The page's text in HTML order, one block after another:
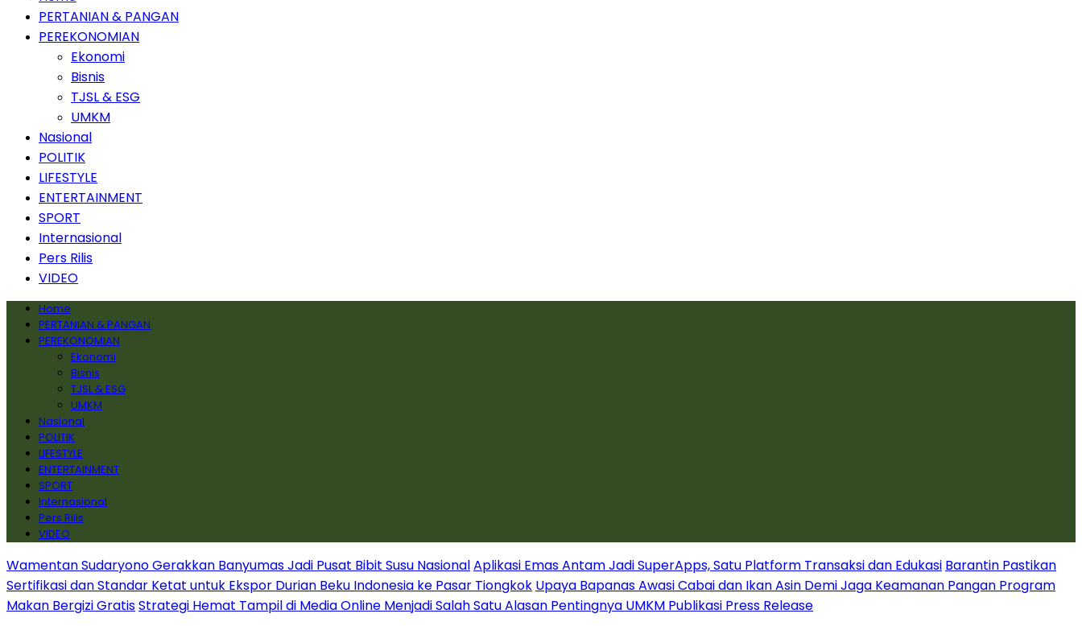
PERTANIAN & PANGAN
PEREKONOMIAN
Ekonomi
Bisnis
TJSL & ESG
UMKM
Nasional
POLITIK
LIFESTYLE
ENTERTAINMENT
SPORT
Internasional
Pers Rilis
VIDEO
Home
PERTANIAN & PANGAN
PEREKONOMIAN
Ekonomi
Bisnis
TJSL & ESG
UMKM
Nasional
POLITIK
LIFESTYLE
ENTERTAINMENT
SPORT
Internasional
Pers Rilis
VIDEO
Wamentan Sudaryono Gerakkan Banyumas Jadi Pusat Bibit Susu NasionalAplikasi Emas Antam Jadi SuperApps, Satu Platform Transaksi dan Edukasi Barantin Pastikan
Sertifikasi dan Standar Ketat untuk Ekspor Durian Beku Indonesia ke Pasar Tiongkok Upaya Bapanas Awasi Cabai dan Ikan Asin Demi Jaga Keamanan Pangan Program
Makan Bergizi GratisStrategi Hemat Tampil di Media Online Menjadi Salah Satu Alasan Pentingnya UMKM Publikasi Press Release